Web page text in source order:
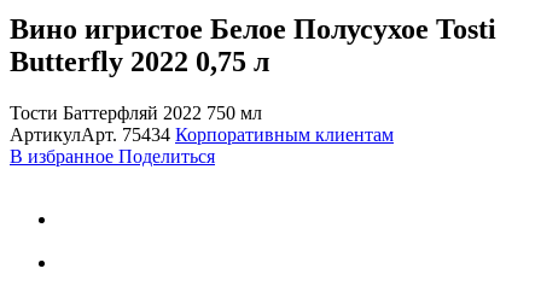
Вино игристое Белое Полусухое Tosti
Butterfly 2022 0,75 л
Тости Баттерфляй 2022 750 мл
АртикулАрт. 75434 Корпоративным клиентам
В избранное Поделиться